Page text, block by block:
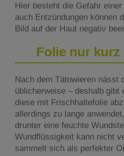
Hier besteht die Gefahr
auch Entzündungen können
Bild auf der Haut negativ
Folie nur kurz
Nach dem Tätowieren nässt
üblicherweise – deshalb gibt
diese mit Frischhaltefolie
allerdings zu lange
drunter eine feuchte
Wundflüssigkeit kann nicht
sammelt sich als perfekter